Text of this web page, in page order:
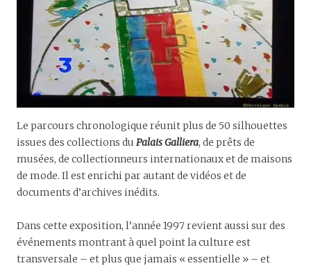
Le parcours chronologique réunit plus de 50 silhouettes
issues des collections du Palais Galliera, de prêts de
musées, de collectionneurs internationaux et de maisons
de mode. Il est enrichi par autant de vidéos et de
documents d’archives inédits.
Dans cette exposition, l’année 1997 revient aussi sur des
événements montrant à quel point la culture est
transversale – et plus que jamais « essentielle » – et